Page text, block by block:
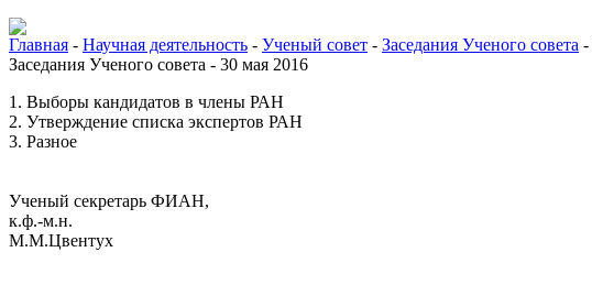
Главная - Научная деятельность - Ученый совет - Заседания Ученого совета -
Заседания Ученого совета - 30 мая 2016
1. Выборы кандидатов в члены РАН
2. Утверждение списка экспертов РАН
3. Разное
Ученый секретарь ФИАН,
к.ф.-м.н.
М.М.Цвентух